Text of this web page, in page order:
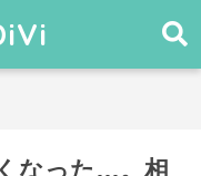
なった…。相